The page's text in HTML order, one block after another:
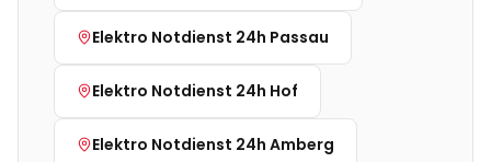
Elektro Notdienst 24h Passau
Elektro Notdienst 24h Hof
Elektro Notdienst 24h Amberg